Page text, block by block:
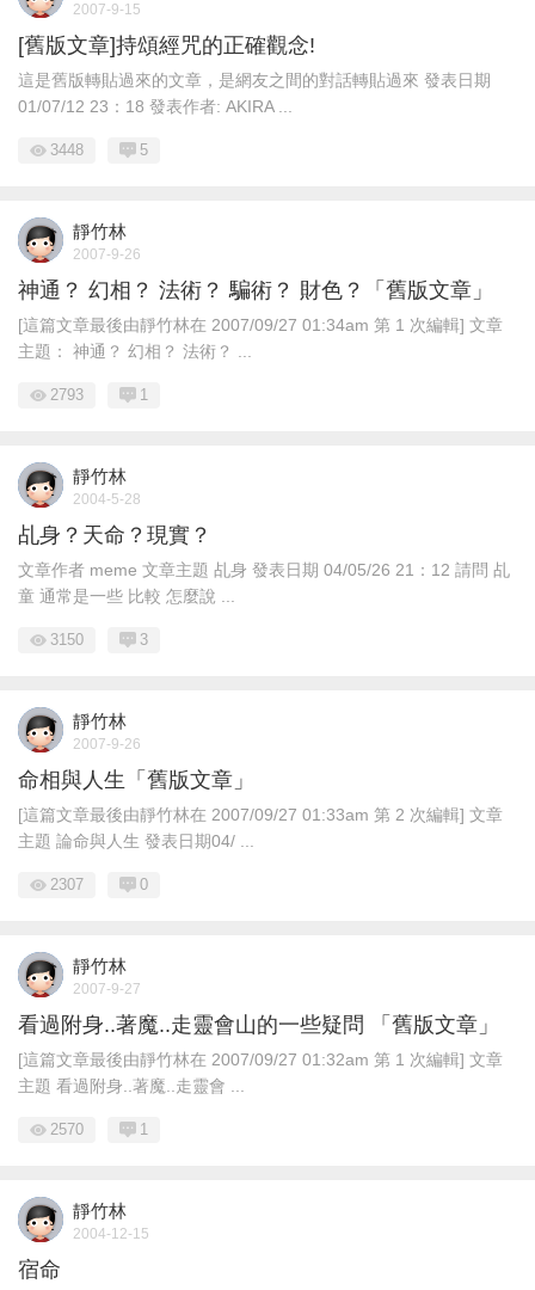
2007-9-15
[舊版文章]持頌經咒的正確觀念!
這是舊版轉貼過來的文章，是網友之間的對話轉貼過來 發表日期
01/07/12 23：18 發表作者: AKIRA ...
3448 5
靜竹林
2007-9-26
神通？ 幻相？ 法術？ 騙術？ 財色？「舊版文章」
[這篇文章最後由靜竹林在 2007/09/27 01:34am 第 1 次編輯] 文章
主題： 神通？ 幻相？ 法術？ ...
2793 1
靜竹林
2004-5-28
乩身？天命？現實？
文章作者 meme 文章主題 乩身 發表日期 04/05/26 21：12 請問 乩
童 通常是一些 比較 怎麼說 ...
3150 3
靜竹林
2007-9-26
命相與人生「舊版文章」
[這篇文章最後由靜竹林在 2007/09/27 01:33am 第 2 次編輯] 文章
主題 論命與人生 發表日期04/ ...
2307 0
靜竹林
2007-9-27
看過附身..著魔..走靈會山的一些疑問 「舊版文章」
[這篇文章最後由靜竹林在 2007/09/27 01:32am 第 1 次編輯] 文章
主題 看過附身..著魔..走靈會 ...
2570 1
靜竹林
2004-12-15
宿命